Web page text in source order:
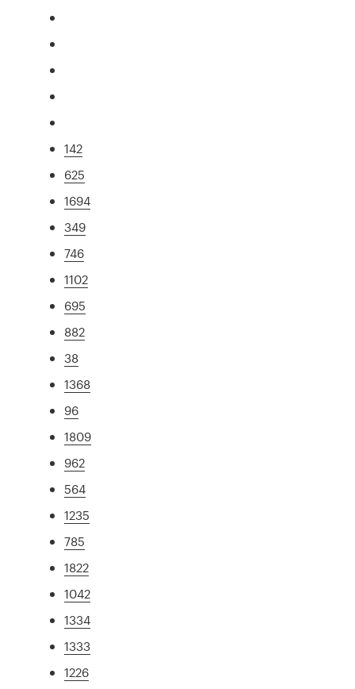
142
625
1694
349
746
1102
695
882
38
1368
96
1809
962
564
1235
785
1822
1042
1334
1333
1226